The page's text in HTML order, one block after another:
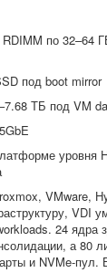
по 32–64
под boot mirror
ТБ под VM
уровня
VMware,
VDI
24 ядра
а 80
и NVMe-пул.